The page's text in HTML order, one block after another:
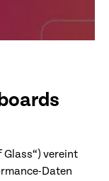
Glass“) vereint
Daten